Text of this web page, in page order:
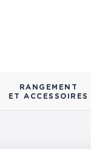
RANGEMENT
ET ACCESSOIRES